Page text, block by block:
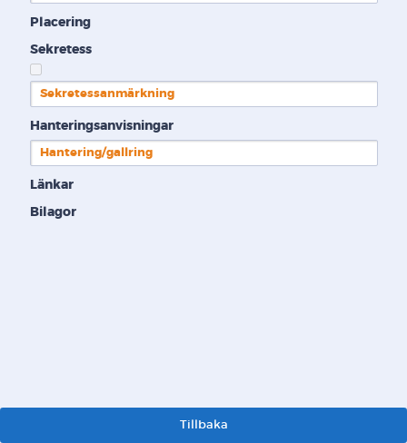
Placering
Sekretess
Sekretessanmärkning
Hanteringsanvisningar
Hantering/gallring
Länkar
Bilagor
Tillbaka